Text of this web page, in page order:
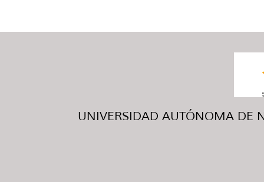
UNIVERSIDAD AUTÓNOMA DE